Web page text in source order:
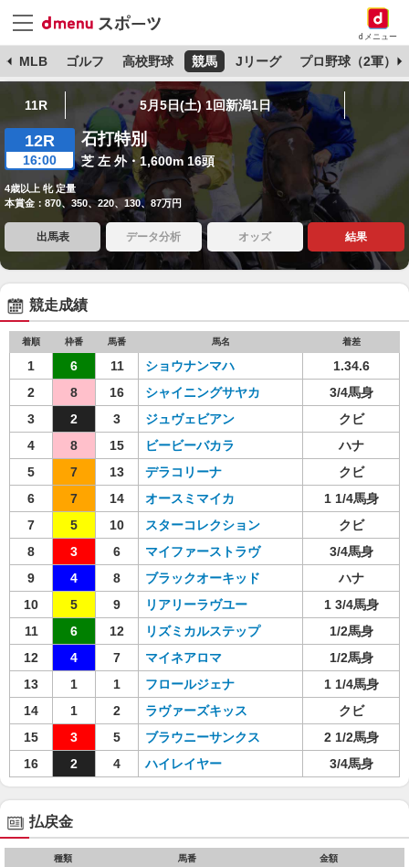
dメニュー
MLB ゴルフ 高校野球 競馬 Jリーグ プロ野球（2軍）
11R 5月5日(土) 1回新潟1日
12R
16:00
石打特別
芝 左 外・1,600m 16頭
4歳以上 牝 定量
本賞金：870、350、220、130、87万円
出馬表 データ分析 オッズ 結果
競走成績
着順 枠番 馬番 馬名 着差
1 6 11 ショウナンマハ
1.34.6
2
8 16 シャイニングサヤカ
3/4馬身
3
2 3 ジュヴェビアン
クビ
4
8 15 ビービーバカラ
ハナ
5
7 13 デラコリーナ
クビ
6
7 14 オースミマイカ
1 1/4馬身
7
5 10 スターコレクション
クビ
8
3 6 マイファーストラヴ
3/4馬身
9
4 8 ブラックオーキッド
ハナ
10
5 9 リアリーラヴユー
1 3/4馬身
11
6 12 リズミカルステップ
1/2馬身
12
4 7 マイネアロマ
1/2馬身
13
1 1 フロールジェナ
1 1/4馬身
14
1 2 ラヴァーズキッス
クビ
15
3 5 ブラウニーサンクス
2 1/2馬身
16
2 4 ハイレイヤー 3/4馬身
払戻金
種類 馬番 金額